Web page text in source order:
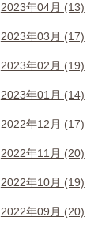
2023年04月 (13)
2023年03月 (17)
2023年02月 (19)
2023年01月 (14)
2022年12月 (17)
2022年11月 (20)
2022年10月 (19)
2022年09月 (20)